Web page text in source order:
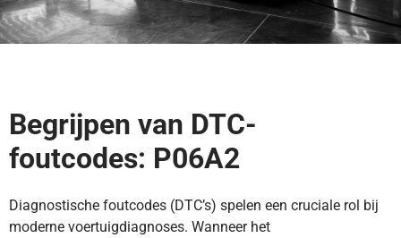
Begrijpen van DTC-
foutcodes: P06A2
Diagnostische foutcodes (DTC’s) spelen een cruciale rol bij
moderne voertuigdiagnoses. Wanneer het